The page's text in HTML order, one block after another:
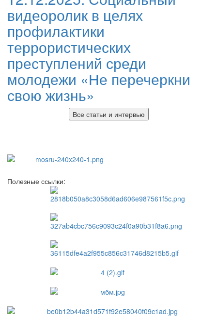
видеоролик в целях
профилактики
террористических
преступлений среди
молодежи «Не перечеркни
свою жизнь»
Все статьи и интервью
Полезные ссылки: